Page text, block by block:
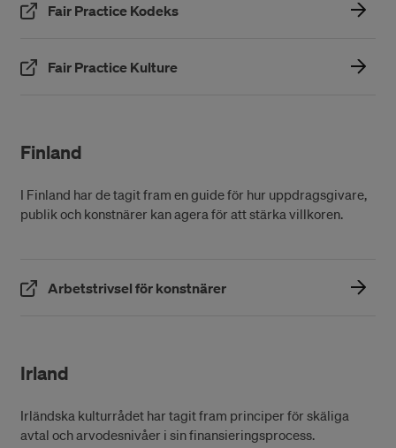
Fair Practice Kodeks(Öppnas i ett nytt fönster)
Fair Practice Kulture(Öppnas i ett nytt fönster)
Finland
I Finland har de tagit fram en guide för hur uppdragsgivare,
publik och konstnärer kan agera för att stärka villkoren.
Arbetstrivsel för konstnärer(Öppnas i ett nytt fönster)
Irland
Irländska kulturrådet har tagit fram principer för skäliga
avtal och arvodesnivåer i sin finansieringsprocess.